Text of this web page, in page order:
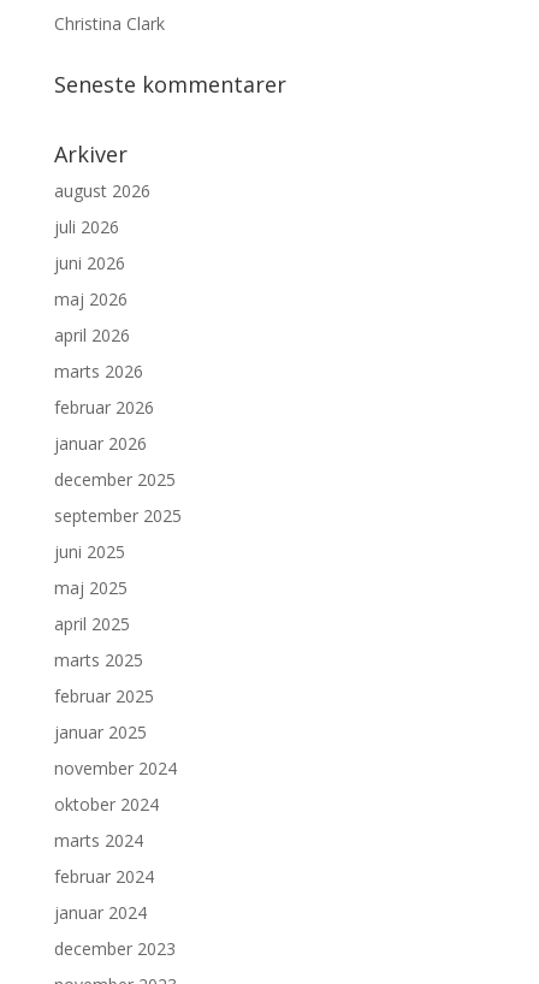
Christina Clark
Seneste kommentarer
Arkiver
august 2026
juli 2026
juni 2026
maj 2026
april 2026
marts 2026
februar 2026
januar 2026
december 2025
september 2025
juni 2025
maj 2025
april 2025
marts 2025
februar 2025
januar 2025
november 2024
oktober 2024
marts 2024
februar 2024
januar 2024
december 2023